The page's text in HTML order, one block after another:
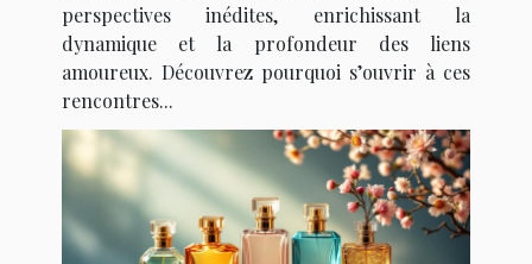
perspectives inédites, enrichissant la
dynamique et la profondeur des liens
amoureux. Découvrez pourquoi s’ouvrir à ces
rencontres...